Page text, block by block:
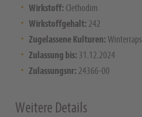
Wirkstoff: Clethodim
Wirkstoffgehalt: 242
Zugelassene Kulturen: Winterraps
Zulassung bis: 31.12.2024
Zulassungsnr: 24366-00
Weitere Details